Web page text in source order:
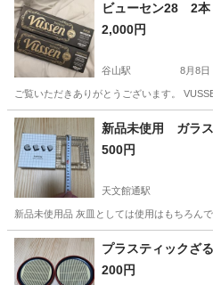
ビューセン28 2本
2,000円
谷山駅 8月8日
ご覧いただきありがとうございます。
鹿児島 鹿児島市 谷山駅 その他
新品未使用 ガ
500円
天文館通駅
新品未使用品 灰皿としては使用はもちろん
鹿児島 鹿児島市プラスティックざ
200円